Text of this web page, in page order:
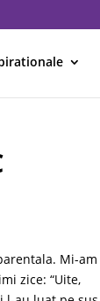
Mi-am
zice: “Uite,